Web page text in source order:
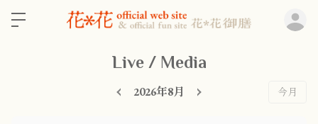
Live / Media
2026年8月 今月